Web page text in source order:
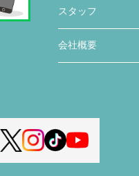
スタッフ
会社概要